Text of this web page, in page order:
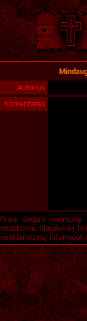
Autorius
Komentaras
Prieš dedant
netaikoma. Naudokite
nesklandumų,